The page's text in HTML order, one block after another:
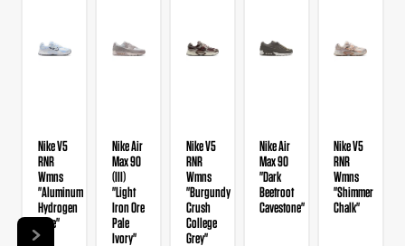
Nike V5
RNR
Wmns
"Aluminum
Hydrogen
Blue"
Nike Air
Max 90
(III)
"Light
Iron Ore
Pale
Ivory"
Nike V5
RNR
Wmns
"Burgundy
Crush
College
Grey"
Nike Air
Max 90
"Dark
Beetroot
Cavestone"
Nike V5
RNR
Wmns
"Shimmer
Chalk"